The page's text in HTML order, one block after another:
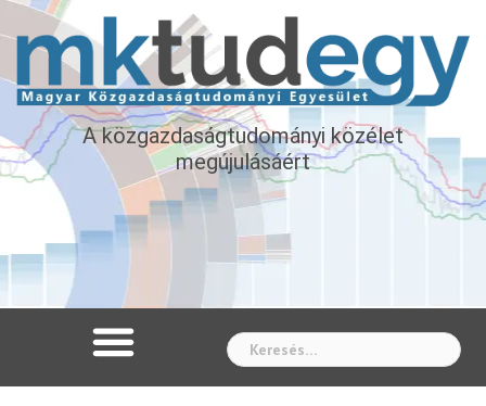
A közgazdaságtudományi közélet
megújulásáért